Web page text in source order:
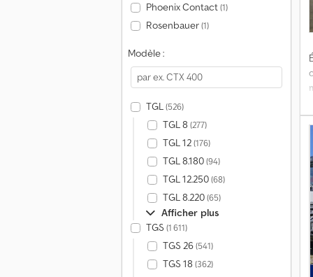
Phoenix Contact(1)
Rosenbauer(1)
Modèle :
TGL(526)
TGL 8 (277)
TGL 12(176)
TGL 8.180(94)
TGL 12.250(68)
TGL 8.220(65)
Afficher plus
TGS (1 611)
TGS 26(541)
TGS 18 (362)